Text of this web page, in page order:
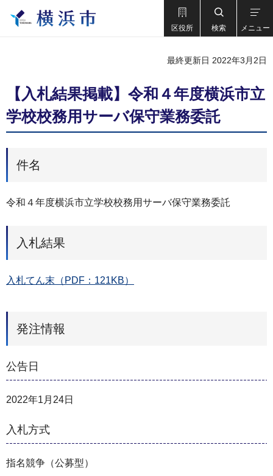
区役所 検索 メニュー
最終更新日 2022年3月2日
【入札結果掲載】令和４年度横浜市立
学校校務用サーバ保守業務委託
件名
令和４年度横浜市立学校校務用サーバ保守業務委託
入札結果
入札てん末（PDF：121KB）
発注情報
公告日
2022年1月24日
入札方式
指名競争（公募型）